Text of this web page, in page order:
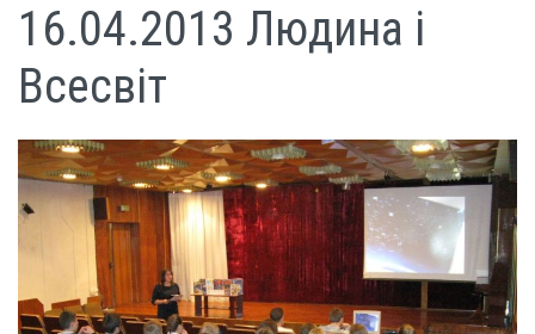
16.04.2013 Людина і
Всесвіт